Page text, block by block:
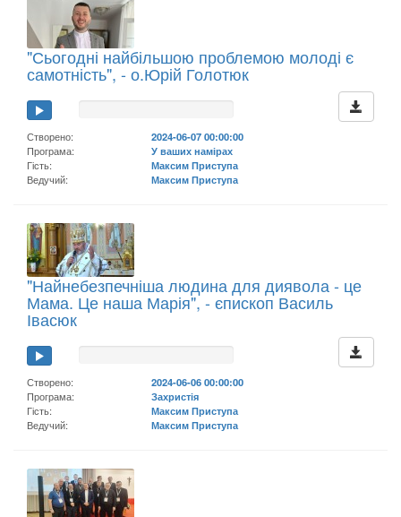
"Сьогодні найбільшою проблемою молоді є
самотність", - о.Юрій Голотюк
Створено:
2024-06-07 00:00:00
Програма:
У ваших намірах
Гість:
Максим Приступа
Ведучий:
Максим Приступа
"Найнебезпечніша людина для диявола - це
Мама. Це наша Марія", - єпископ Василь
Івасюк
Створено:
2024-06-06 00:00:00
Програма:
Захристія
Гість:
Максим Приступа
Ведучий:
Максим Приступа